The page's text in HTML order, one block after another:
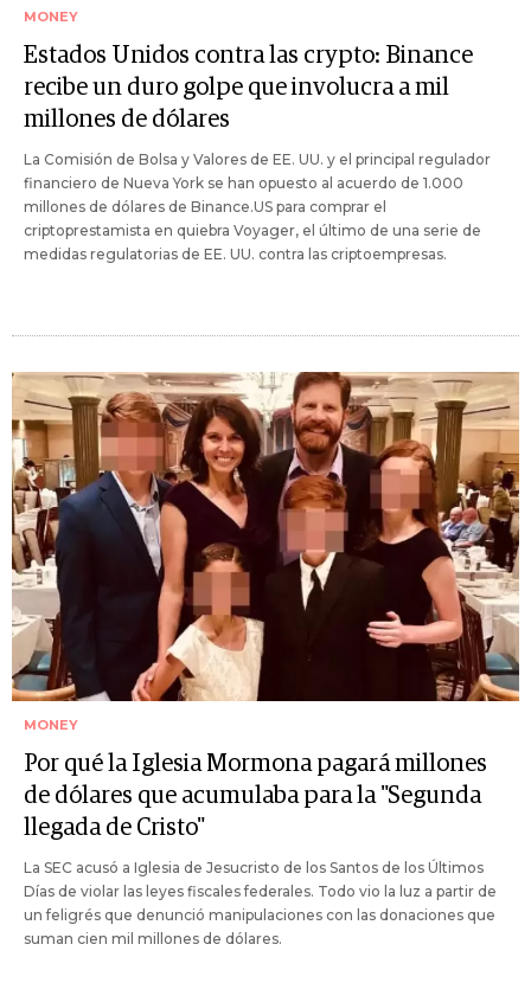
MONEY
Estados Unidos contra las crypto: Binance
recibe un duro golpe que involucra a mil
millones de dólares
La Comisión de Bolsa y Valores de EE. UU. y el principal regulador
financiero de Nueva York se han opuesto al acuerdo de 1.000
millones de dólares de Binance.US para comprar el
criptoprestamista en quiebra Voyager, el último de una serie de
medidas regulatorias de EE. UU. contra las criptoempresas.
MONEY
Por qué la Iglesia Mormona pagará millones
de dólares que acumulaba para la "Segunda
llegada de Cristo"
La SEC acusó a Iglesia de Jesucristo de los Santos de los Últimos
Días de violar las leyes fiscales federales. Todo vio la luz a partir de
un feligrés que denunció manipulaciones con las donaciones que
suman cien mil millones de dólares.